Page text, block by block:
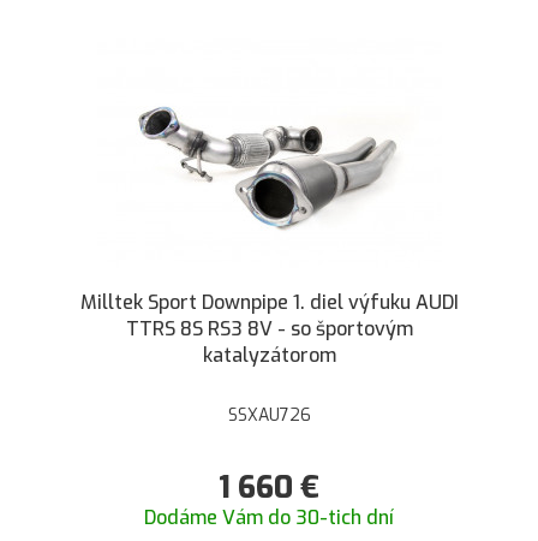
Milltek Sport Downpipe 1. diel výfuku AUDI
TTRS 8S RS3 8V - so športovým
katalyzátorom
SSXAU726
1 660 €
Dodáme Vám do 30-tich dní